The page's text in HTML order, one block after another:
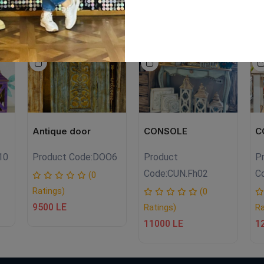
NEW
Antique door
Product Code:DOO6
(0
Ratings)
9500 LE
CONSOLE
Product
Code:CUN.Fh02
(0
Ratings)
11000 LE